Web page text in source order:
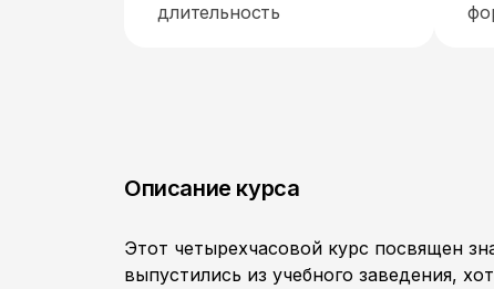
длительность
Описание курса
Этот четырехчасовой курс посвящен
выпустились из учебного заведения,